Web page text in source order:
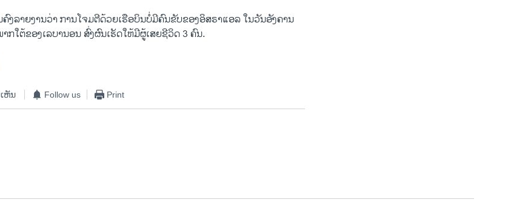
ງລາຍງານ​ວ່າ ການ​ໂຈມ​ຕີດ້ວຍເຮືອບິນບໍ່ມີຄົນຂັບຂອງອິສຣາແອລ ໃນ​ວັນ​ອັງ​ຄານ​
ກ​ໃຕ້​ຂອງ​ເລ​ບາ​ນອນ ສົ່ງຜົນເຮັດ​ໃຫ້​ມີ​ຜູ້​ເສຍ​ຊີ​ວິດ 3 ຄົນ.
ຫັນ Follow us Print